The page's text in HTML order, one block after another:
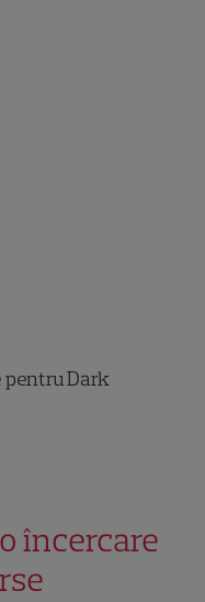
pentru Dark
încercare